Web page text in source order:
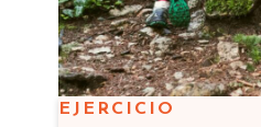
EJERCICIO